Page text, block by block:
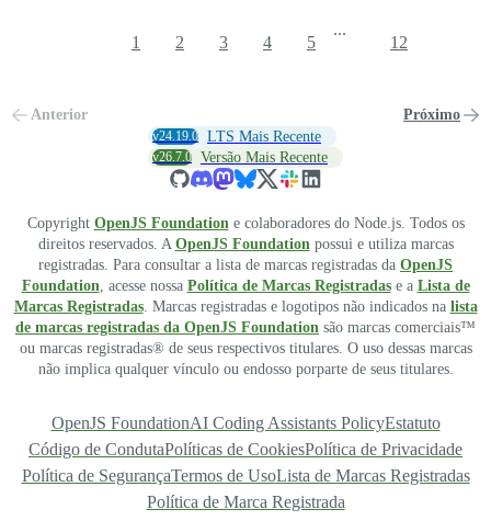
Anterior
1 2 3 4 5
...
12
Próximo
v24.19.0 LTS Mais Recente
v26.7.0 Versão Mais Recente
Copyright OpenJS Foundation e colaboradores do Node.js. Todos os
direitos reservados. A OpenJS Foundation possui e utiliza marcas
registradas. Para consultar a lista de marcas registradas da OpenJS
Foundation , acesse nossa Política de Marcas Registradase a Lista de
Marcas Registradas. Marcas registradas e logotipos não indicados na lista
de marcas registradas da OpenJS Foundation são marcas comerciais™
ou marcas registradas® de seus respectivos titulares. O uso dessas marcas
não implica qualquer vínculo ou endosso porparte de seus titulares.
OpenJS FoundationAI Coding Assistants PolicyEstatuto
Código de CondutaPolíticas de CookiesPolítica de Privacidade
Política de SegurançaTermos de UsoLista de Marcas Registradas
Política de Marca Registrada